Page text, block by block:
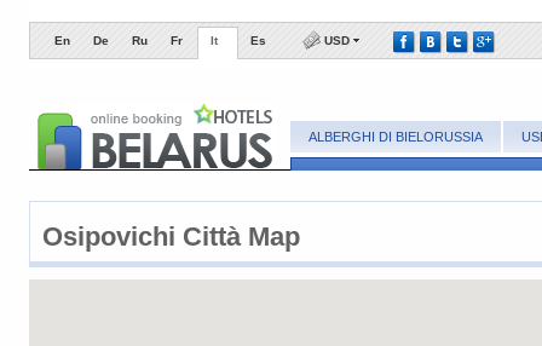
En De Ru Fr It Es USD
ALBERGHI DI BIELORUSSIA
Osipovichi СittàMap